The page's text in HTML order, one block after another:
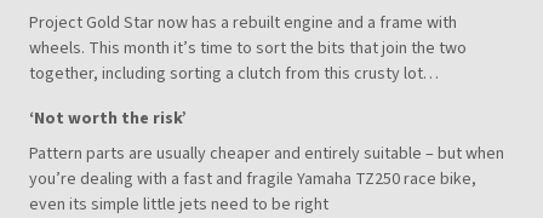
Project Gold Star now has a rebuilt engine and a frame with
wheels. This month it’s time to sort the bits that join the two
together, including sorting a clutch from this crusty lot…
‘Not worth the risk’
Pattern parts are usually cheaper and entirely suitable – but when
you’re dealing with a fast and fragile Yamaha TZ250 race bike,
even its simple little jets need to be right